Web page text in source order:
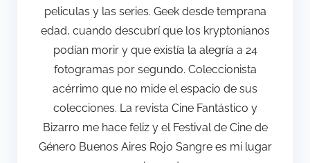
peliculas y las series. Geek desde temprana
edad, cuando descubrí que los kryptonianos
podían morir y que existía la alegría a 24
fotogramas por segundo. Coleccionista
acérrimo que no mide el espacio de sus
colecciones. La revista Cine Fantástico y
Bizarro me hace feliz y el Festival de Cine de
Género Buenos Aires Rojo Sangre es mi lugar